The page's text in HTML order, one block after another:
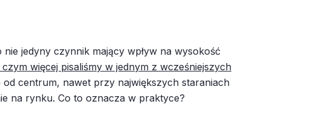
jedyny czynnik mający wpływ na wysokość
więcej pisaliśmy w jednym z wcześniejszych
od centrum, nawet przy największych staraniach
na rynku. Co to oznacza w praktyce?